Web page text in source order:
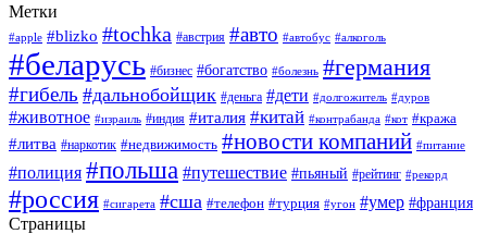
Метки
#apple #blizko #tochka #австрия #авто #автобус #алкоголь
#беларусь #бизнес #богатство #болезнь #германия
#гибель #дальнобойщик #деньга #дети #долгожитель #дуров
#животное #израиль #индия #италия #китай #контрабанда #кот #кража
#литва #наркотик #недвижимость #новости компаний #питание
#полиция #польша #путешествие #пьяный #рейтинг #рекорд
#россия #сигарета #сша #телефон #турция #угон #умер #франция
Страницы